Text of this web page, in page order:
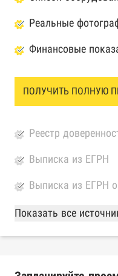
Реальные
Финансовые
ПОЛУЧИТЬ ПОЛНУЮ
Реестр
Выписка из ЕГРН
Выписка из ЕГРН
База Росстата
Реестры ЕГРЮЛ и
Показать все